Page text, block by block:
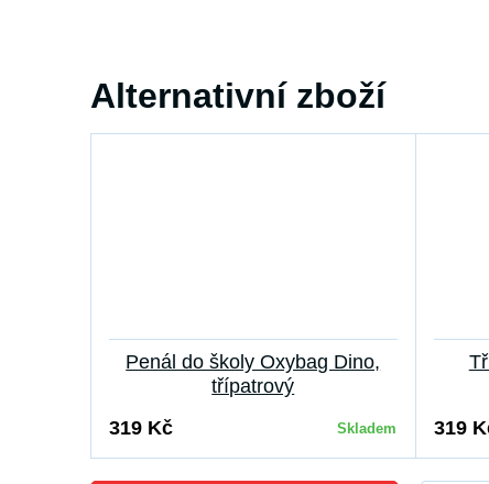
Alternativní zboží
Penál do školy Oxybag Dino,
třípatrový
319 Kč
Skladem
319